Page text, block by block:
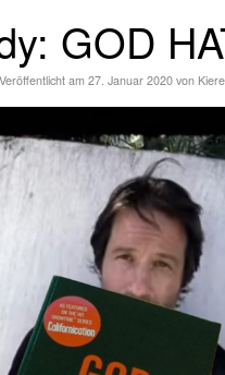
GOD
Veröffentlicht am 27. Januar 2020 von